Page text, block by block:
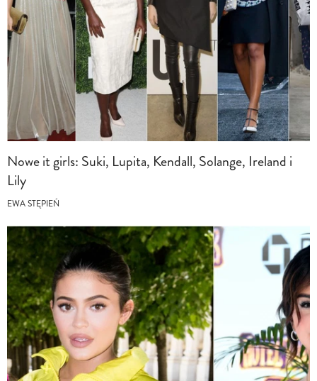
Nowe it girls: Suki, Lupita, Kendall, Solange, Ireland i
Lily
EWA STĘPIEŃ